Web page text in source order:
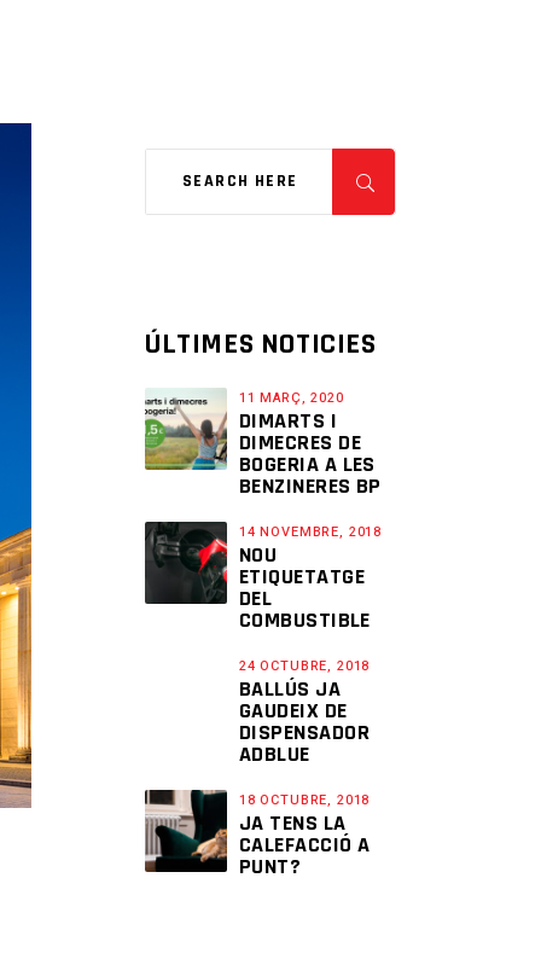
ÚLTIMES NOTICIES
11 MARÇ, 2020
DIMARTS I
DIMECRES DE
BOGERIA A LES
BENZINERES BP
14 NOVEMBRE, 2018
NOU
ETIQUETATGE
DEL
COMBUSTIBLE
24 OCTUBRE, 2018
BALLÚS JA
GAUDEIX DE
DISPENSADOR
ADBLUE
18 OCTUBRE, 2018
JA TENS LA
CALEFACCIÓ A
PUNT?